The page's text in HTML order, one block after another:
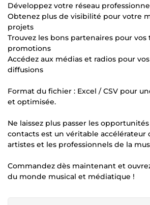
Développez votre réseau
Obtenez plus de visibilité pour votre
projets
Trouvez les bons partenaires pour
promotions
Accédez aux médias et radios pour
diffusions
Format du fichier : Excel / CSV pour
et optimisée.
Ne laissez plus passer les
contacts est un véritable accélérateur
artistes et les professionnels de la
Commandez dès maintenant et
du monde musical et médiatique !